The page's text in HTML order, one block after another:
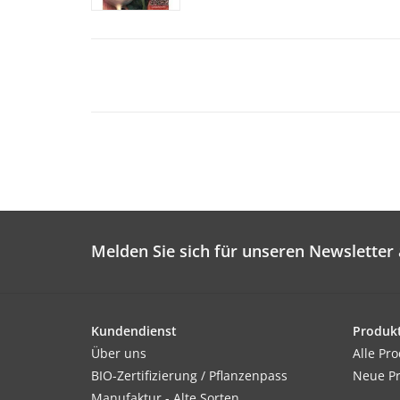
Melden Sie sich für unseren Newsletter
Kundendienst
Über uns
BIO-Zertifizierung / Pflanzenpass
Alle
Neue